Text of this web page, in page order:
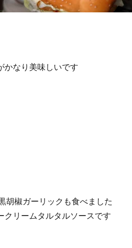
かなり美味しいです
胡椒ガーリックも食べました
クリームタルタルソースです